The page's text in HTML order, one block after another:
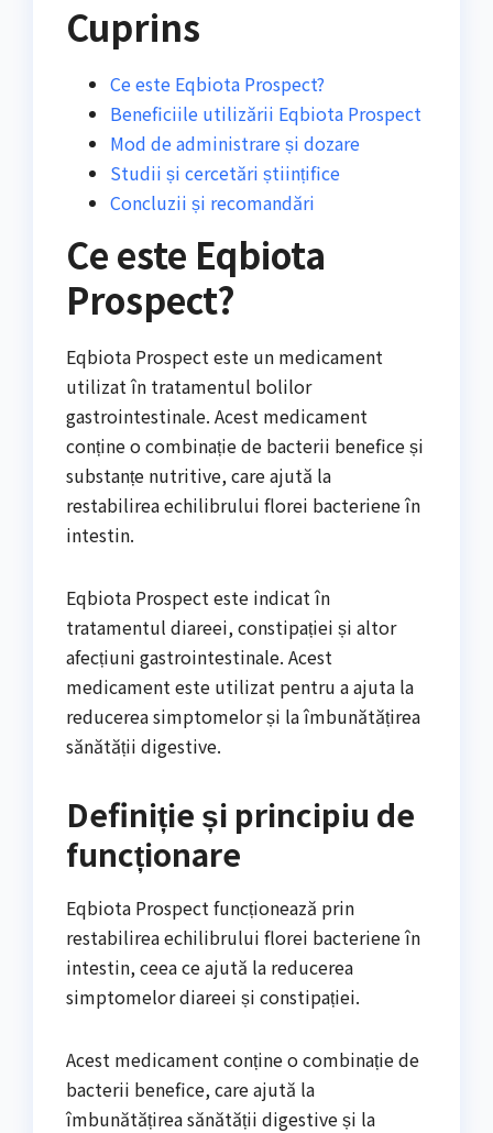
Cuprins
Ce este Eqbiota Prospect?
Beneficiile utilizării Eqbiota Prospect
Mod de administrare și dozare
Studii și cercetări științifice
Concluzii și recomandări
Ce este Eqbiota
Prospect?
Eqbiota Prospect este un medicament
utilizat în tratamentul bolilor
gastrointestinale. Acest medicament
conține o combinație de bacterii benefice și
substanțe nutritive, care ajută la
restabilirea echilibrului florei bacteriene în
intestin.
Eqbiota Prospect este indicat în
tratamentul diareei, constipației și altor
afecțiuni gastrointestinale. Acest
medicament este utilizat pentru a ajuta la
reducerea simptomelor și la îmbunătățirea
sănătății digestive.
Definiție și principiu de
funcționare
Eqbiota Prospect funcționează prin
restabilirea echilibrului florei bacteriene în
intestin, ceea ce ajută la reducerea
simptomelor diareei și constipației.
Acest medicament conține o combinație de
bacterii benefice, care ajută la
îmbunătățirea sănătății digestive și la